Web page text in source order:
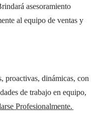
asesoramiento
al equipo de ventas y
proactivas, dinámicas, con
de trabajo en equipo,
P͟r͟o͟f͟e͟s͟i͟o͟n͟a͟l͟m͟e͟n͟t͟e͟.